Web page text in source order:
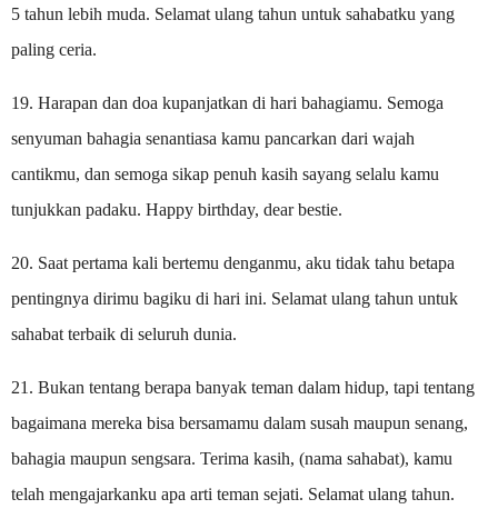
5 tahun lebih muda. Selamat ulang tahun untuk sahabatku yang
paling ceria.
19. Harapan dan doa kupanjatkan di hari bahagiamu. Semoga
senyuman bahagia senantiasa kamu pancarkan dari wajah
cantikmu, dan semoga sikap penuh kasih sayang selalu kamu
tunjukkan padaku. Happy birthday, dear bestie.
20. Saat pertama kali bertemu denganmu, aku tidak tahu betapa
pentingnya dirimu bagiku di hari ini. Selamat ulang tahun untuk
sahabat terbaik di seluruh dunia.
21. Bukan tentang berapa banyak teman dalam hidup, tapi tentang
bagaimana mereka bisa bersamamu dalam susah maupun senang,
bahagia maupun sengsara. Terima kasih, (nama sahabat), kamu
telah mengajarkanku apa arti teman sejati. Selamat ulang tahun.